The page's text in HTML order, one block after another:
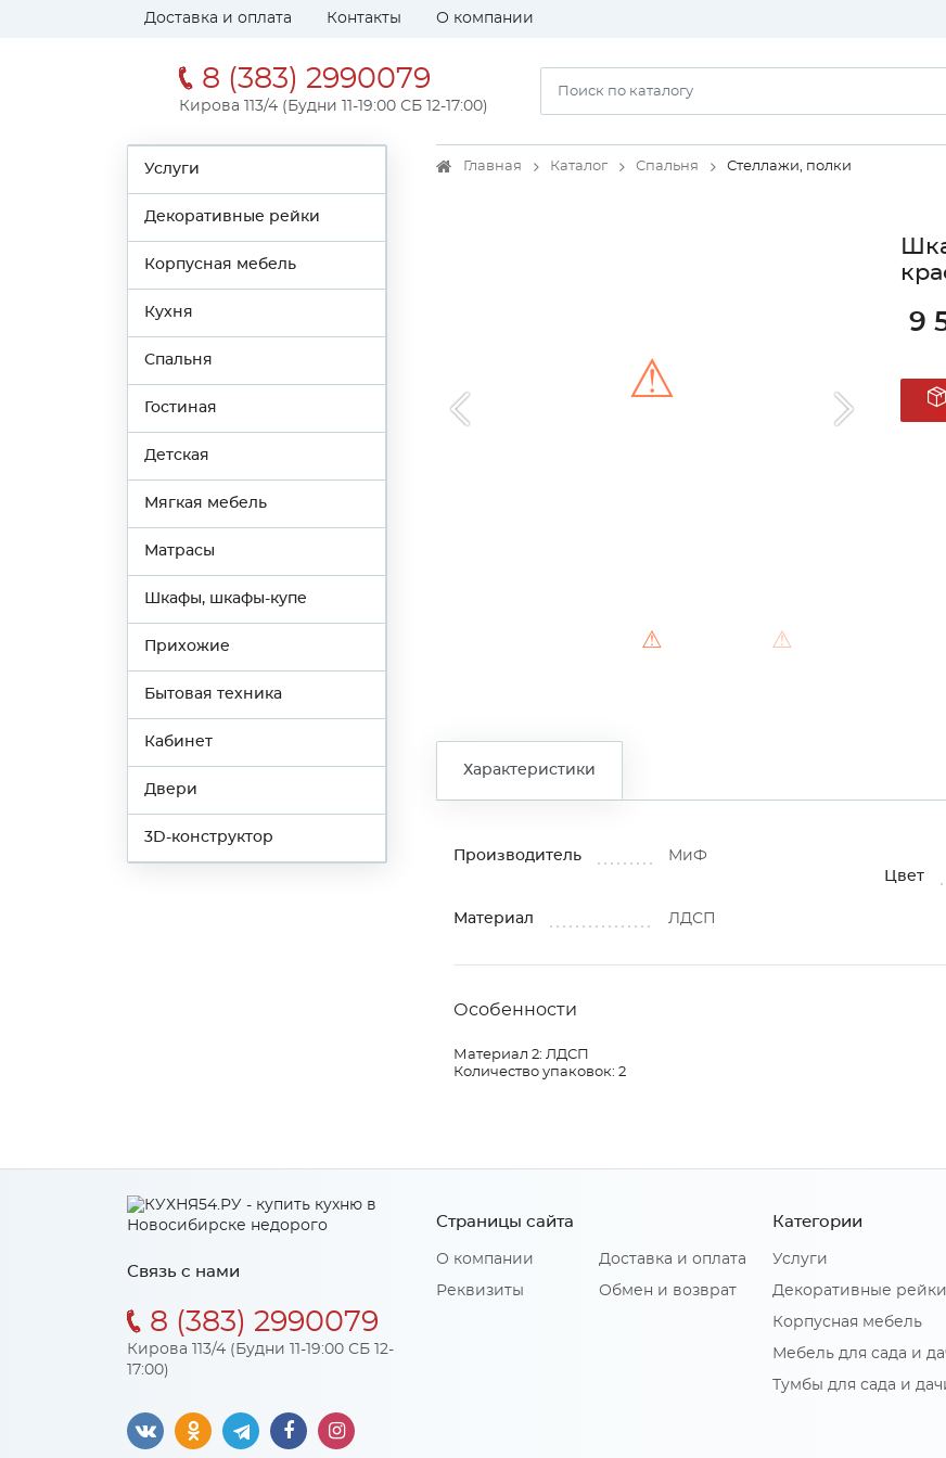
Доставка и оплата Контакты О компании
8 (383) 2990079
Кирова 113/4 (Будни 11-19:00 СБ 12-17:00)
Услуги
Декоративные рейки
Корпусная мебель
Кухня
Спальня
Гостиная
Детская
Мягкая мебель
Матрасы
Шкафы, шкафы-купе
Прихожие
Бытовая техника
Кабинет
Двери
3D-конструктор
Главная Каталог Спальня Стеллажи, полки
⚠ ⚠
⚠
9
Характеристики
Производитель
МиФ
Цвет
Материал ЛДСП
Особенности
Материал 2: ЛДСП
Количество упаковок: 2
Связь с нами
8 (383) 2990079
Кирова 113/4 (Будни 11-19:00 СБ 12-
17:00)
Страницы сайта
О компании
Реквизиты
Доставка и оплата
Обмен и возврат
Категории
Услуги
Декоративные рейки
Корпусная мебель
Мебель для сада и
Тумбы для сада и